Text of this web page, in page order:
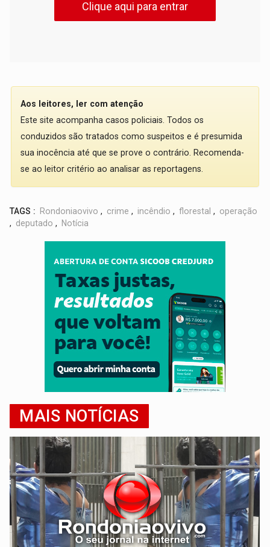
Clique aqui para entrar
Aos leitores, ler com atenção
Este site acompanha casos policiais. Todos os
conduzidos são tratados como suspeitos e é presumida
sua inocência até que se prove o contrário. Recomenda-
se ao leitor critério ao analisar as reportagens.
TAGS : Rondoniaovivo , crime , incêndio , florestal , operação
, deputado , Notícia
MAIS NOTÍCIAS